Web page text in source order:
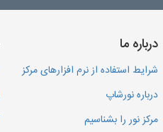
درباره ما
شرایط استفاده از نرم افزارهای مرکز
درباره نورشاپ
مرکز نور را بشناسیم